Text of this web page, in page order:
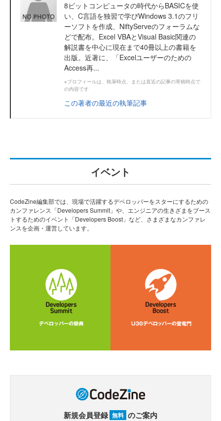
8ビットコンピュータの時代からBASICを使
い、C言語を独習で学びWindows 3.1のフリ
ーソフトを作成、NiftyServeのフォーラムな
どで配布。Excel VBAとVisual Basic関連の
解説書を中心に現在まで40冊以上の書籍を
出版。近著に、「Excelユーザーのための
Access再...
※プロフィールは、執筆時点、または直近の記事の寄稿時点で
の内容です
この著者の最近の執筆記事
イベント
CodeZine編集部では、現場で活躍するデベロッパーをスターにするための
カンファレンス「Developers Summit」や、エンジニアの生きざまをブース
トするためのイベント「Developers Boost」など、さまざまなカンファレ
ンスを企画・運営しています。
新規会員登録 無料 のご案内